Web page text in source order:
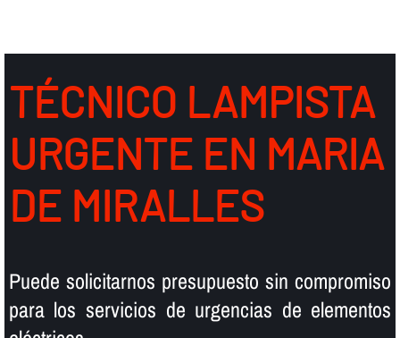
TÉCNICO LAMPISTA
URGENTE EN MARIA
DE MIRALLES
Puede solicitarnos presupuesto sin compromiso
para los servicios de urgencias de elementos